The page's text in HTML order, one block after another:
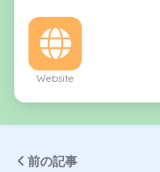
Website
前の記事